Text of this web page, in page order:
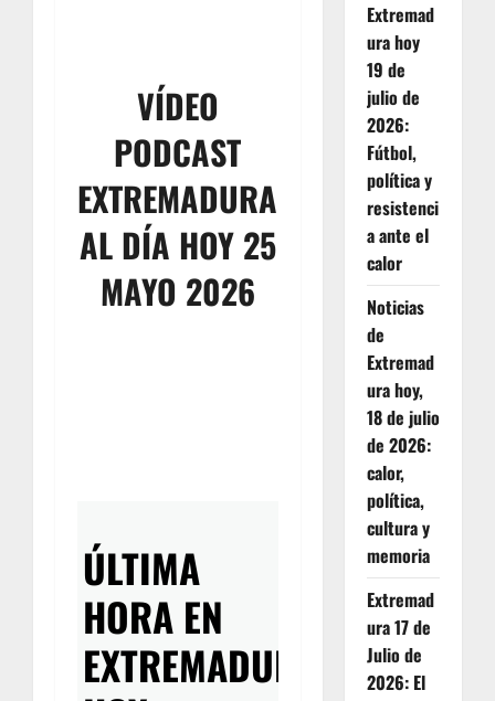
VÍDEO
PODCAST
EXTREMADURA
AL DÍA HOY 25
MAYO 2026
ÚLTIMA
HORA EN
EXTREMADURA
Extremad
ura hoy
19 de
julio de
2026:
Fútbol,
política y
resistenci
a ante el
calor
Noticias
de
Extremad
ura hoy,
18 de julio
de 2026:
calor,
política,
cultura y
memoria
Extremad
ura 17 de
Julio de
2026: El